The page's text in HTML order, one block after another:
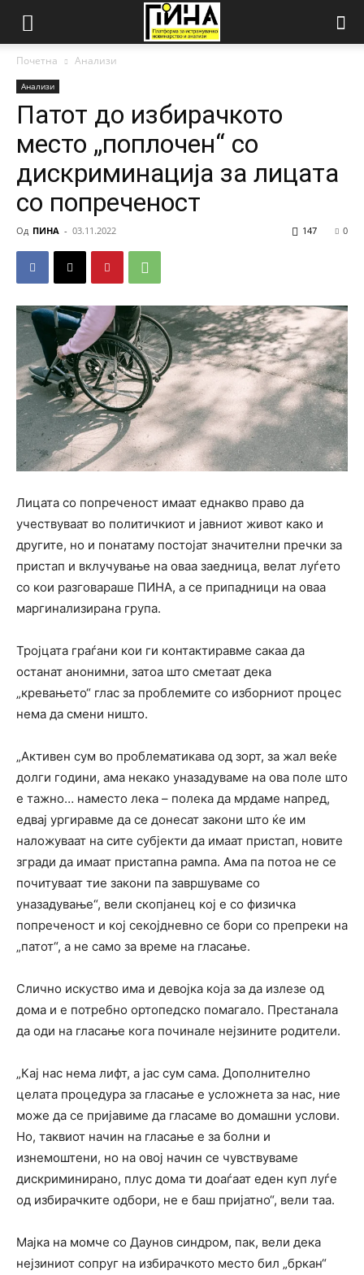
Почетна Анализи
Анализи
Патот до избирачкото
место „поплочен“ со
дискриминација за лицата
со попреченост
Од ПИНА - 03.11.2022 0
147
Лицата со попреченост имаат еднакво право да
учествуваат во политичкиот и јавниот живот како и
другите, но и понатаму постојат значителни пречки за
пристап и вклучување на оваа заедница, велат луѓето
со кои разговараше ПИНА, а се припадници на оваа
маргинализирана група.
Тројцата граѓани кои ги контактиравме сакаа да
останат анонимни, затоа што сметаат дека
„кревањето“ глас за проблемите со изборниот процес
нема да смени ништо.
„Активен сум во проблематикава од зорт, за жал веќе
долги години, ама некако уназадуваме на ова поле што
е тажнo… наместо лека – полека да мрдаме напред,
едвај ургиравме да се донесат закони што ќе им
наложуваат на сите субјекти да имаат пристап, новите
згради да имаат пристапна рампа. Ама па потоа не се
почитуваат тие закони па завршуваме со
уназадување“, вели скопјанец кој е со физичка
попреченост и кој секојдневно се бори со препреки на
„патот“, а не само за време на гласање.
Слично искуство има и девојка која за да излезе од
дома и е потребно ортопедско помагало. Престанала
да оди на гласање кога починале нејзините родители.
„Кај нас нема лифт, а јас сум сама. Дополнително
целата процедура за гласање е усложнета за нас, ние
може да се пријавиме да гласаме во домашни услови.
Но, таквиот начин на гласање е за болни и
изнемоштени, но на овој начин се чувствуваме
дискриминирано, плус дома ти доаѓаат еден куп луѓе
од избирачките одбори, не е баш пријатно“, вели таа.
Мајка на момче со Даунов синдром, пак, вели дека
нејзиниот сопруг на избирачкото место бил „бркан“